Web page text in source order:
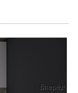
Вперёд